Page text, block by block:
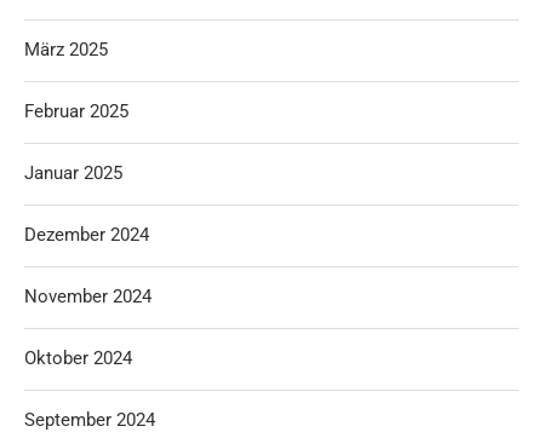
März 2025
Februar 2025
Januar 2025
Dezember 2024
November 2024
Oktober 2024
September 2024